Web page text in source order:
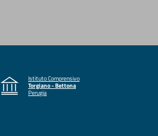
Istituto Comprensivo
Torgiano - Bettona
Perugia